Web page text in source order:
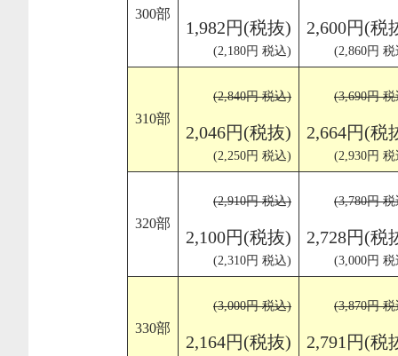
300部
1,982円(税抜)
(2,180円 税込)
2,600円(税
(2,860円
310部
(2,840円 税込)
2,046円(税抜)
(2,250円 税込)
(3,690円
2,664円(税
(2,930円
320部
(2,910円 税込)
2,100円(税抜)
(2,310円 税込)
(3,780円
2,728円(税
(3,000円
330部
(3,000円 税込)
2,164円(税抜)
(3,870円
2,791円(税